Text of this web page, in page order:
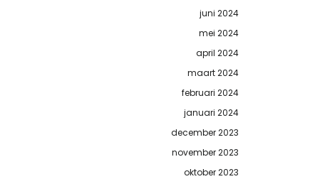
juni 2024
mei 2024
april 2024
maart 2024
februari 2024
januari 2024
december 2023
november 2023
oktober 2023